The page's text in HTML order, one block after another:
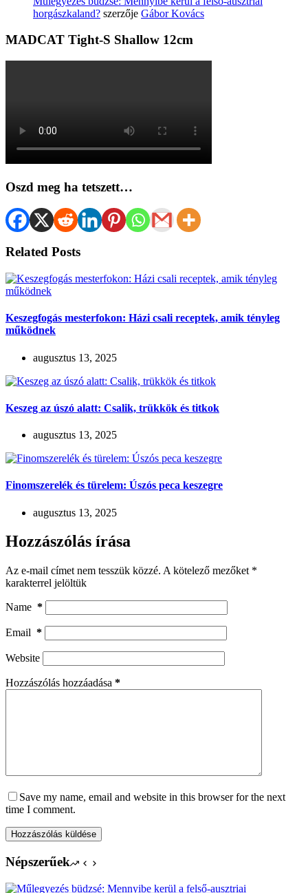
horgászkaland? szerzője Gábor Kovács
MADCAT Tight-S Shallow 12cm
Oszd meg ha tetszett…
Related Posts
Keszegfogás mesterfokon: Házi csali receptek, amik tényleg
működnek
augusztus 13, 2025
Keszeg az úszó alatt: Csalik, trükkök és titkok
augusztus 13, 2025
Finomszerelék és türelem: Úszós peca keszegre
augusztus 13, 2025
Hozzászólás írása
Az e-mail címet nem tesszük közzé. A kötelező mezőket *
karakterrel jelöltük
Name *
Email *
Website
Hozzászólás hozzáadása *
Save my name, email and website in this browser for the next
time I comment.
Hozzászólás küldése
Népszerűek